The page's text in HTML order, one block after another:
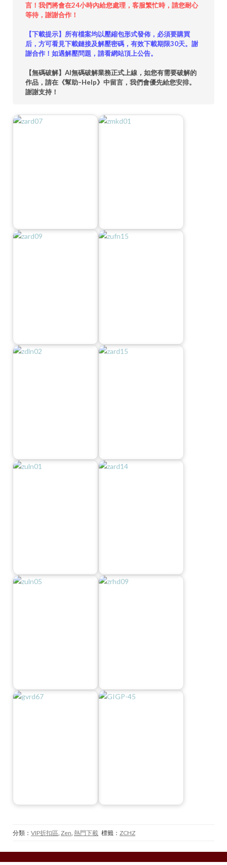
言！我們將會在24小時內給您處理，客服繁忙時，請您耐心
等待，謝謝合作！
【下載提示】所有檔案均以壓縮包形式發佈，必須要購買
后，方可看見下載鏈接及解壓密碼，有效下載期限30天。謝
謝合作！如遇解壓問題，請看網站頂上公告。
【無碼破解】AI無碼破解業務正式上線，如您有需要破解的
作品，請在《幫助–Help》中留言，我們會優先給您安排。
謝謝支持！
分類： VIP折扣區 Zen 熱門下載 標籤： ZCHZ